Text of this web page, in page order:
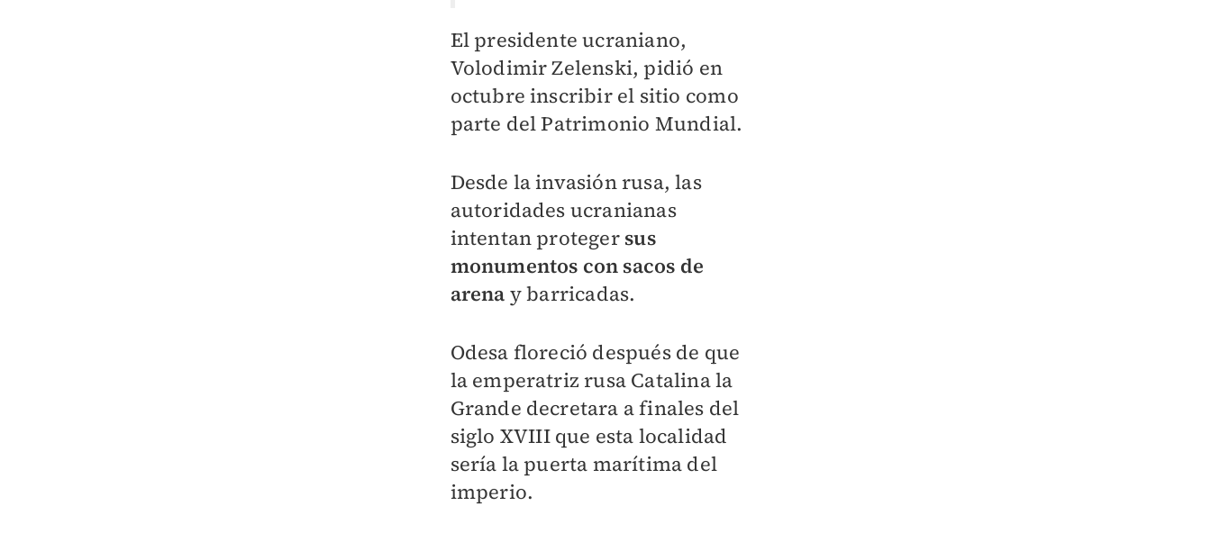
El presidente ucraniano,
Volodimir Zelenski, pidió en
octubre inscribir el sitio como
parte del Patrimonio Mundial.
Desde la invasión rusa, las
autoridades ucranianas
intentan proteger sus
monumentos con sacos de
arena y barricadas.
Odesa floreció después de que
la emperatriz rusa Catalina la
Grande decretara a finales del
siglo XVIII que esta localidad
sería la puerta marítima del
imperio.